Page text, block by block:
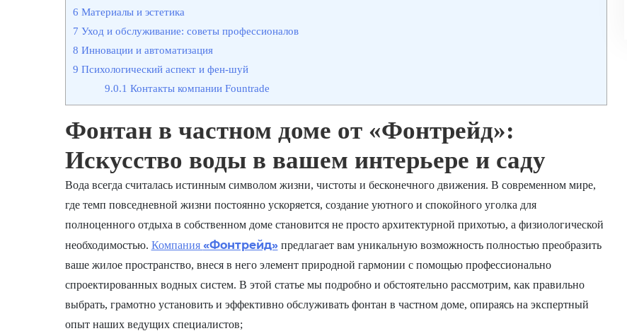
6 Материалы и эстетика
7 Уход и обслуживание: советы профессионалов
8 Инновации и автоматизация
9 Психологический аспект и фен-шуй
9.0.1 Контакты компании Fountrade
Фонтан в частном доме от «Фонтрейд»:
Искусство воды в вашем интерьере и саду
Вода всегда считалась истинным символом жизни, чистоты и бесконечного движения. В современном мире,
где темп повседневной жизни постоянно ускоряется, создание уютного и спокойного уголка для
полноценного отдыха в собственном доме становится не просто архитектурной прихотью, а физиологической
необходимостью. Компания «Фонтрейд»предлагает вам уникальную возможность полностью преобразить
ваше жилое пространство, внеся в него элемент природной гармонии с помощью профессионально
спроектированных водных систем. В этой статье мы подробно и обстоятельно рассмотрим, как правильно
выбрать, грамотно установить и эффективно обслуживать фонтан в частном доме, опираясь на экспертный
опыт наших ведущих специалистов;